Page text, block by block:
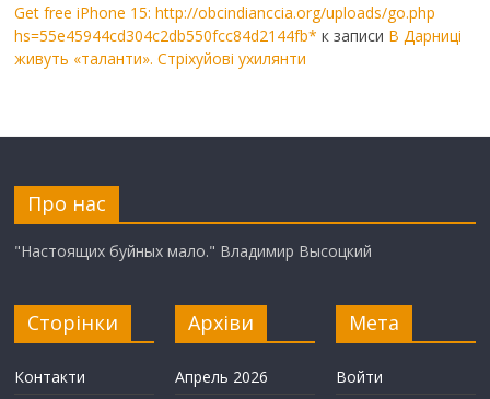
Get free iPhone 15: http://obcindianccia.org/uploads/go.php
hs=55e45944cd304c2db550fcc84d2144fb* к записи В Дарниці
живуть «таланти». Стріхуйові ухилянти
Про нас
"Настоящих буйных мало." Владимир Высоцкий
Сторінки
Контакти
Архіви
Апрель 2026
Мета
Войти